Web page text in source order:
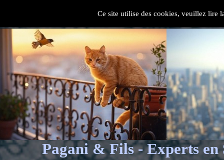
Ce site utilise des cookies, veuillez lire
Pagani & Fils - Experts en